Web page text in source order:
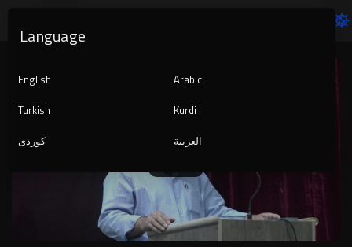
Player
Language
English
Arabic
Turkish
Kurdi
کوردی
العربية